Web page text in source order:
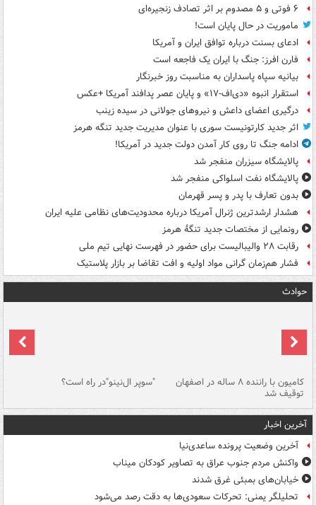
۶ فوتی و ۵ مصدوم بر اثر تصادف زنجیره‌ای
ماموریت در حال پایان است!
ادعای بسنت درباره توافق ایران و آمریکا
فارن افرز: جنگ با ایران یک فاجعه است
بیانیه سپاه پاسداران به مناسبت روز خبرنگار
استقرار انبوه «دی‌اف‑۱۷» و پایان عصر پدافند آمریکا +عکس
درگیری اعضای داعش و نیروهای جولانی در سیده زینب
اثر جدید کارتونیست سوری با عنوان مدیریت جدید تنگه هرمز
ادامه جنگ تا روی کار آمدن دولت جدید در آمریکا!
پالایشگاه سیزران منفجر شد
پالایشگاه نفت اسلواکی منفجر شد
بدون تعارف با پدر و پسر قهرمان
هشدار ارشدترین ژنرال آمریکا درباره محدودیت‌های نظامی علیه ایران
رونمایی از مختصات جدید تنگۀ هرمز
رقابت ۲۸ والیبالیست برای حضور در فهرست نهایی تیم ملی
فشار هم‌زمان گرانی مواد اولیه و افت تقاضا بر بازار پلاستیک
حوادث
کامیون با راننده ۸ ساله در اصفهان
توقیف شد
"سوپر ال‌نینو"در راه است؟
آخرین اخبار
آخرین وضعیت پرونده ساعدی‌نیا
واکنش مردم جنوب عراق به تصاویر کودکان میناب
خیابان‌های بمبئی غرق شدند
تحلیلگر یمنی: تحرکات سعودی‌ها به دقت رصد می‌شود